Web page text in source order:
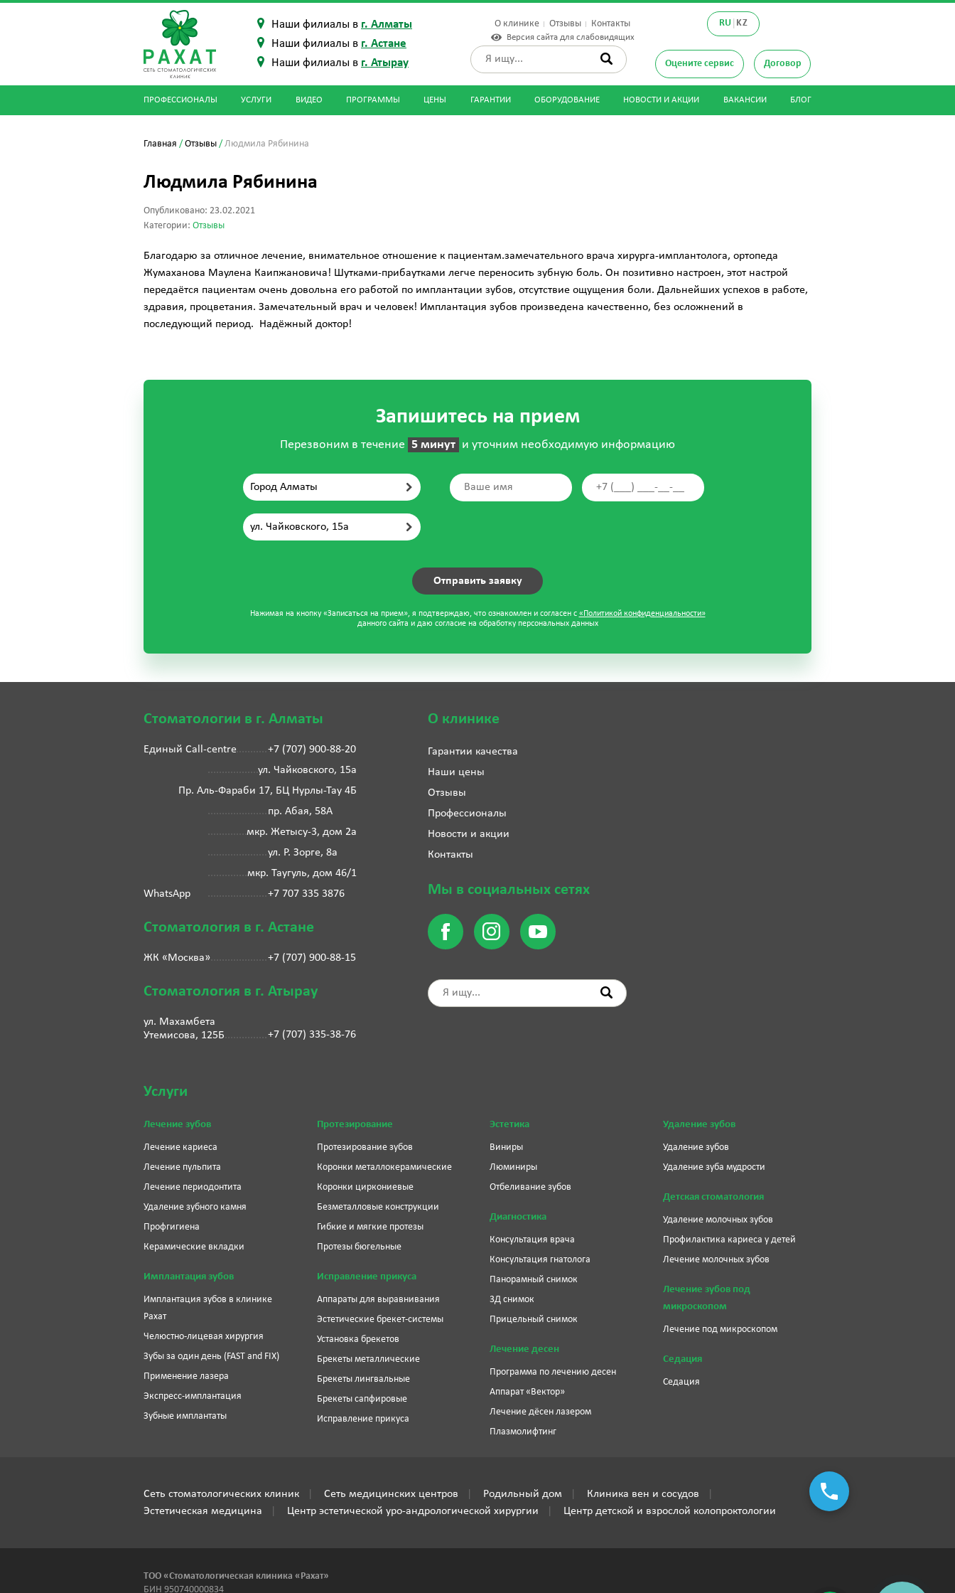
Наши филиалы в г. Алматы
Наши филиалы в г. Астане
Наши филиалы в г. Атырау
О клинике Отзывы Контакты
Версия сайта для слабовидящих
RU KZ
Оцените сервис Договор
ПРОФЕССИОНАЛЫ УСЛУГИ ВИДЕО ПРОГРАММЫ ЦЕНЫ ГАРАНТИИ ОБОРУДОВАНИЕ НОВОСТИ И АКЦИИ ВАКАНСИИ БЛОГ
Главная /Отзывы /Людмила Рябинина
Людмила Рябинина
Опубликовано: 23.02.2021
Категории: Отзывы
Благодарю за отличное лечение, внимательное отношение к пациентам.замечательного врача хирурга-имплантолога, ортопеда
Жумаханова Маулена Каипжановича! Шутками-прибаутками легче переносить зубную боль. Он позитивно настроен, этот настрой
передаётся пациентам очень довольна его работой по имплантации зубов, отсутствие ощущения боли. Дальнейших успехов в работе,
здравия, процветания. Замечательный врач и человек! Имплантация зубов произведена качественно, без осложнений в
последующий период. Надёжный доктор!
Запишитесь на прием
Перезвоним в течение 5 минут и уточним необходимую информацию
Город Алматы
ул. Чайковского, 15а
Нажимая на кнопку «Записаться на прием», я подтверждаю, что ознакомлен и согласен с «Политикой конфиденциальности»
данного сайта и даю согласие на обработку персональных данных
Услуги
Лечение зубов
Лечение кариеса
Лечение пульпита
Лечение периодонтита
Удаление зубного камня
Профгигиена
Керамические вкладки
Имплантация зубов
Имплантация зубов в клинике
Рахат
Челюстно-лицевая хирургия
Зубы за один день (FAST and FIX)
Применение лазера
Экспресс-имплантация
Зубные имплантаты
Протезирование
Протезирование зубов
Коронки металлокерамические
Коронки циркониевые
Безметалловые конструкции
Гибкие и мягкие протезы
Протезы бюгельные
Исправление прикуса
Аппараты для выравнивания
Эстетические брекет-системы
Установка брекетов
Брекеты металлические
Брекеты лингвальные
Брекеты сапфировые
Исправление прикуса
Эстетика
Виниры
Люминиры
Отбеливание зубов
Диагностика
Консультация врача
Консультация гнатолога
Панорамный снимок
3Д снимок
Прицельный снимок
Лечение десен
Программа по лечению десен
Аппарат «Вектор»
Лечение дёсен лазером
Плазмолифтинг
Удаление зубов
Удаление зубов
Удаление зуба мудрости
Детская стоматология
Удаление молочных зубов
Профилактика кариеса у детей
Лечение молочных зубов
Лечение зубов под
микроскопом
Лечение под микроскопом
Седация
Седация
Стоматологии в г. Алматы
Единый Call-centre
+7 (707) 900-88-20
ул. Чайковского, 15а
Пр. Аль-Фараби 17, БЦ Нурлы-Тау 4Б
пр. Абая, 58А
мкр. Жетысу-3, дом 2а
ул. Р. Зорге, 8а
мкр. Таугуль, дом 46/1
WhatsApp
+7 707 335 3876
Стоматология в г. Астане
ЖК «Москва» +7 (707) 900-88-15
Стоматология в г. Атырау
ул. Махамбета
Утемисова, 125Б
+7 (707) 335-38-76
О клинике
Гарантии качества
Наши цены
Отзывы
Профессионалы
Новости и акции
Контакты
Мы в социальных сетях
Сеть стоматологических клиник Сеть медицинских центров Родильный дом
Клиника вен и сосудов
Эстетическая медицина
Центр эстетической уро-андрологической хирургии Центр детской и взрослой колопроктологии
ТОО «Стоматологическая клиника «Рахат»
БИН 950740000834